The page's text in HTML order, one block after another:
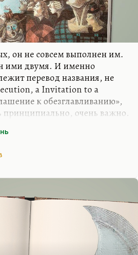
он не совсем выполнен им.
ими двумя. И именно
перевод названия, не
а Invitation to a
к обезглавливанию»,
принципиально, очень важно.
вещи там непереводимы.
часы, и их отгул, перегул и
образом. Я очень
что многие
утрачены. Но это,
набоковская
что переводить надо точно,
вот эти каламбуры -